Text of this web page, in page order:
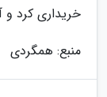
خریداری کرد و
منبع: همگردی